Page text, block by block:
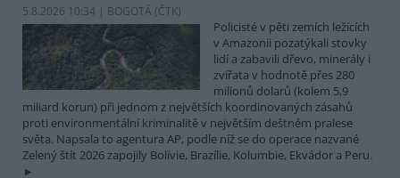
5.8.2026 10:34 | BOGOTÁ (ČTK)
Policisté v pěti zemích ležících
v Amazonii pozatýkali stovky
lidí a zabavili dřevo, minerály i
zvířata v hodnotě přes 280
milionů dolarů (kolem 5,9
miliard korun) při jednom z největších koordinovaných zásahů
proti environmentální kriminalitě v největším deštném pralese
světa. Napsala to agentura AP, podle níž se do operace nazvané
Zelený štít 2026 zapojily Bolívie, Brazílie, Kolumbie, Ekvádor a Peru.